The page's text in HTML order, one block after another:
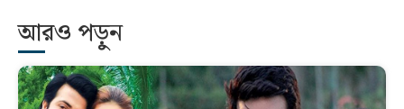
আরও পড়ুন